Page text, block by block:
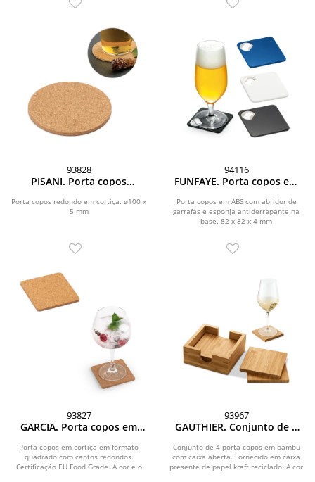
93828
PISANI. Porta copos
Porta copos redondo em cortiça. ø100 x
5 mm
94116
FUNFAYE. Porta copos em
garrafas
Porta copos em ABS com abridor de
garrafas e esponja antiderrapante na
base. 82 x 82 x 4 mm
93827
GARCIA. Porta copos em
Porta copos em cortiça em formato
quadrado com cantos redondos.
Certificação EU Food Grade. A cor e o
93967
GAUTHIER. Conjunto de 4
Conjunto de 4 porta copos em bambu
com caixa aberta. Fornecido em caixa
presente de papel kraft reciclado. A cor